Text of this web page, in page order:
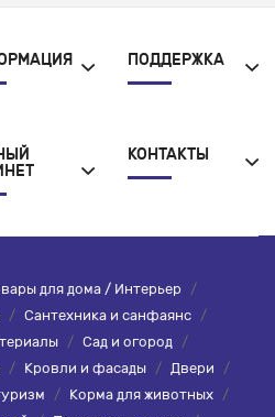
ПОДДЕРЖКА
КОНТАКТЫ
для дома / Интерьер /
/ Сантехника и санфаянс /
/ Сад и огород
/
/ Кровли и фасады / Двери
/
/ Корма для животных /